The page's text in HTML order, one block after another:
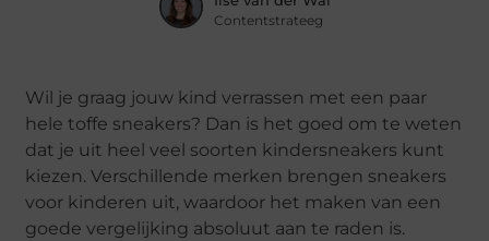
Contentstrateeg
Wil je graag jouw kind verrassen met een paar
hele toffe sneakers? Dan is het goed om te weten
dat je uit heel veel soorten kindersneakers kunt
kiezen. Verschillende merken brengen sneakers
voor kinderen uit, waardoor het maken van een
goede vergelijking absoluut aan te raden is.